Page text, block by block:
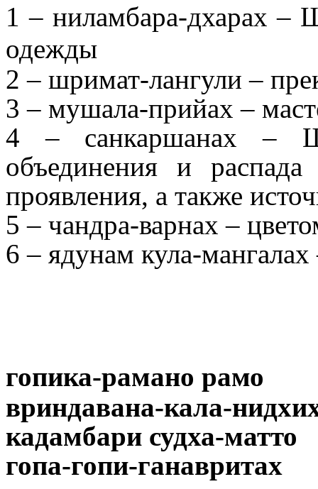
1 – ниламбара-дхарах –
одежды
2 – шримат-лангули –
3 – мушала-прийах –
4 – санкаршанах –
объединения и распада
проявления, а также
5 – чандра-варнах –
6 – ядунам кула-
гопика-рамано рамо
вриндавана-кала-
кадамбари судха-матто
гопа-гопи-ганавритах